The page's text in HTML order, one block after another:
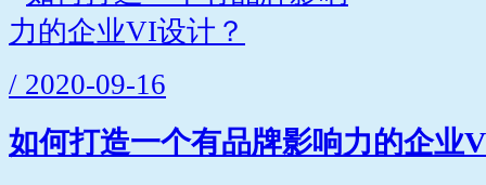
/ 2020-09-16
如何打造一个有品牌影响力的企业